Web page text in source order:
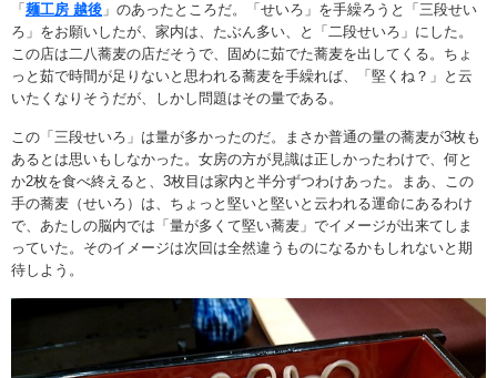
「 麺工房 越後 」のあったところだ。「せいろ」を手繰ろうと「三段せい
ろ」をお願いしたが、家内は、たぶん多い、と「二段せいろ」にした。
この店は二八蕎麦の店だそうで、固めに茹でた蕎麦を出してくる。ちょ
っと茹で時間が足りないと思われる蕎麦を手繰れば、「堅くね？」と云
いたくなりそうだが、しかし問題はその量である。
この「三段せいろ」は量が多かったのだ。まさか普通の量の蕎麦が3枚も
あるとは思いもしなかった。女房の方が見識は正しかったわけで、何と
か2枚を食べ終えると、3枚目は家内と半分ずつわけあった。まあ、この
手の蕎麦（せいろ）は、ちょっと堅いと堅いと云われる運命にあるわけ
で、あたしの脳内では「量が多くて堅い蕎麦」でイメージが出来てしま
っていた。そのイメージは次回は全然違うものになるかもしれないと期
待しよう。